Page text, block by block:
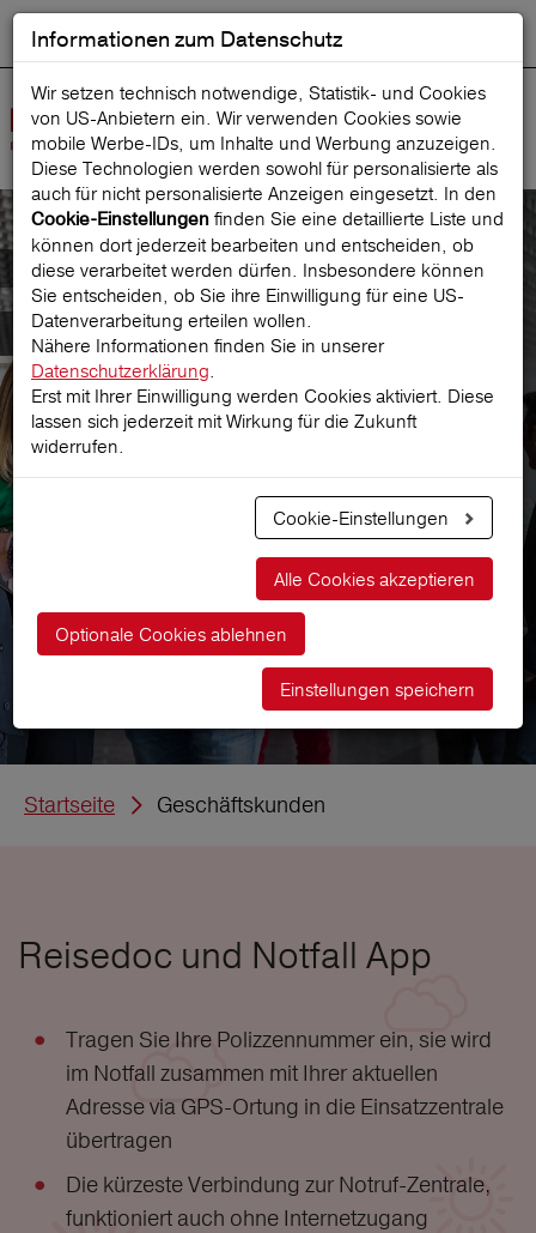
Suche starten
Für Firmen
Für Firmen
Startseite Geschäftskunden
Reisedoc und Notfall App
Tragen Sie Ihre Polizzennummer ein, sie wird
im Notfall zusammen mit Ihrer aktuellen
Adresse via GPS-Ortung in die Einsatzzentrale
übertragen
Die kürzeste Verbindung zur Notruf-Zentrale,
funktioniert auch ohne Internetzugang
Informationen zum Datenschutz
Wir setzen technisch notwendige, Statistik- und Cookies
von US-Anbietern ein. Wir verwenden Cookies sowie
mobile Werbe‑IDs, um Inhalte und Werbung anzuzeigen.
Diese Technologien werden sowohl für personalisierte als
auch für nicht personalisierte Anzeigen eingesetzt. In den
Cookie-Einstellungen finden Sie eine detaillierte Liste und
können dort jederzeit bearbeiten und entscheiden, ob
diese verarbeitet werden dürfen. Insbesondere können
Sie entscheiden, ob Sie ihre Einwilligung für eine US-
Datenverarbeitung erteilen wollen.
Nähere Informationen finden Sie in unserer
Datenschutzerklärung.
Erst mit Ihrer Einwilligung werden Cookies aktiviert. Diese
lassen sich jederzeit mit Wirkung für die Zukunft
widerrufen.
Cookie-Einstellungen
Alle Cookies akzeptieren
Optionale Cookies ablehnen
Einstellungen speichern